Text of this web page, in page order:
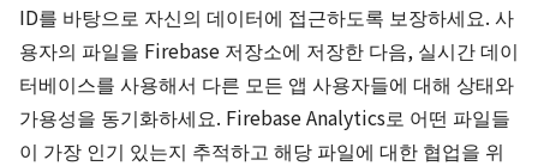
ID를 바탕으로 자신의 데이터에 접근하도록 보장하세요. 사
용자의 파일을 Firebase 저장소에 저장한 다음, 실시간 데이
터베이스를 사용해서 다른 모든 앱 사용자들에 대해 상태와
가용성을 동기화하세요. Firebase Analytics로 어떤 파일들
이 가장 인기 있는지 추적하고 해당 파일에 대한 협업을 위